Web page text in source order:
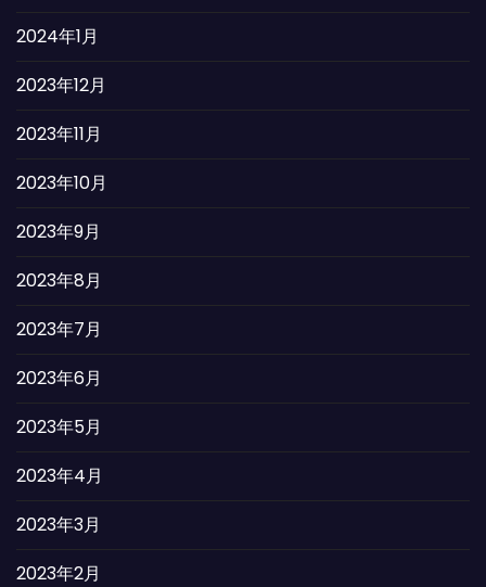
2024年1月
2023年12月
2023年11月
2023年10月
2023年9月
2023年8月
2023年7月
2023年6月
2023年5月
2023年4月
2023年3月
2023年2月